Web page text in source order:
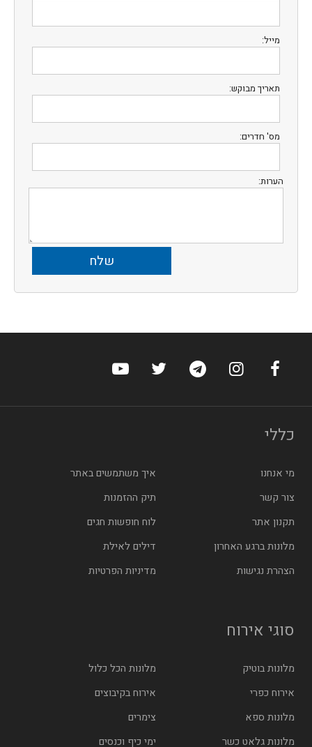
מייל:
תאריך מבוקש:
מס' חדרים:
הערות:
ערוץ הפייסבוק של הוטלס
ערוץ האינסטגרם של הוטלס
ערוץ הטלגרם של הוטלס
ערוץ טוויטר של הוטלס
ערוץ היוטיוב של
כללי
מי אנחנו
איך משתמשים באתר
צור קשר
תיק ההזמנות
תקנון אתר
לוח חופשות חגים
מלונות ברגע האחרון
דילים לאילת
הצהרת נגישות
מדיניות הפרטיות
סוגי אירוח
מלונות בוטיק
מלונות הכל כלול
אירוח כפרי
אירוח בקיבוצים
מלונות ספא
צימרים
מלונות גלאט כשר
ימי כיף וכנסים